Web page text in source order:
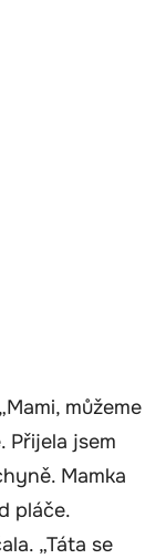
můžeme
Přijela jsem
Mamka
pláče.
„Táta se